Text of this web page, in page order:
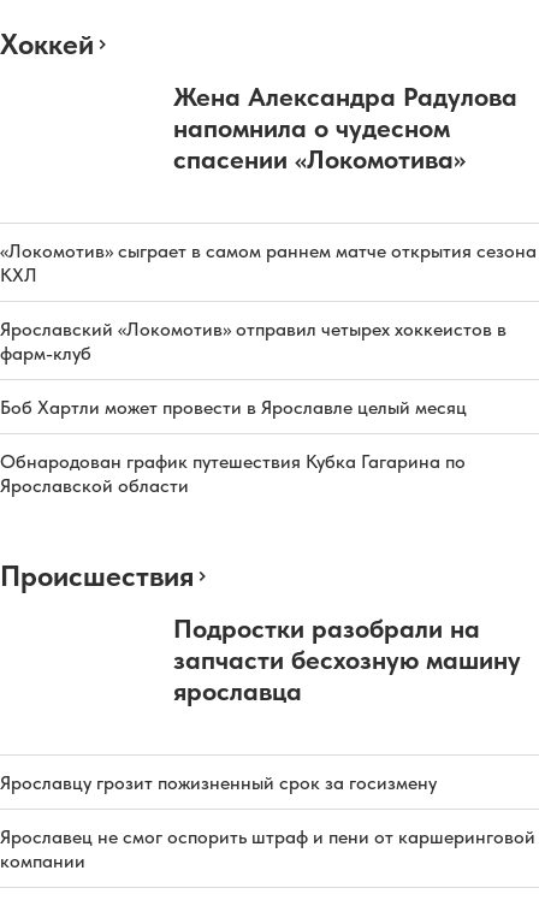
Хоккей
Жена Александра Радулова
напомнила о чудесном
спасении «Локомотива»
«Локомотив» сыграет в самом раннем матче открытия сезона
КХЛ
Ярославский «Локомотив» отправил четырех хоккеистов в
фарм-клуб
Боб Хартли может провести в Ярославле целый месяц
Обнародован график путешествия Кубка Гагарина по
Ярославской области
Происшествия
Подростки разобрали на
запчасти бесхозную машину
ярославца
Ярославцу грозит пожизненный срок за госизмену
Ярославец не смог оспорить штраф и пени от каршеринговой
компании